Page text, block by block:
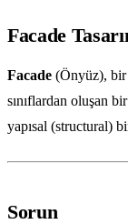
Facade
Facade (Önyüz), bir
sınıflardan oluşan
yapısal (structural)
Sorun